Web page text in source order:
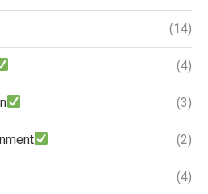
(14)
(4)
(3)
(2)
(4)